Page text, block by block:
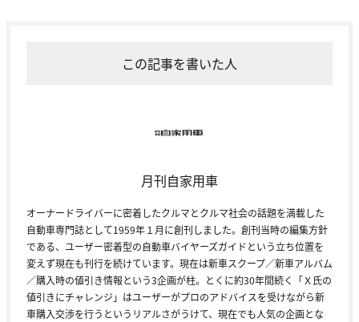
この記事を書いた人
月刊自家用車
オーナードライバーに密着したクルマとクルマ社会の話題を満載した
自動車専門誌として1959年１月に創刊しました。創刊当時の編集方針
である、ユーザー密着型の自動車バイヤーズガイドという立ち位置を
変えず現在も刊行を続けています。現在は新車スクープ／新車アルバム
／購入時の値引き情報という3企画が柱。とくに約30年間続く「Ｘ氏の
値引きにチャレンジ」はユーザーがプロのアドバイスを受けながら新
車購入交渉を行うというリアルさがうけて、現在でも人気の企画とな